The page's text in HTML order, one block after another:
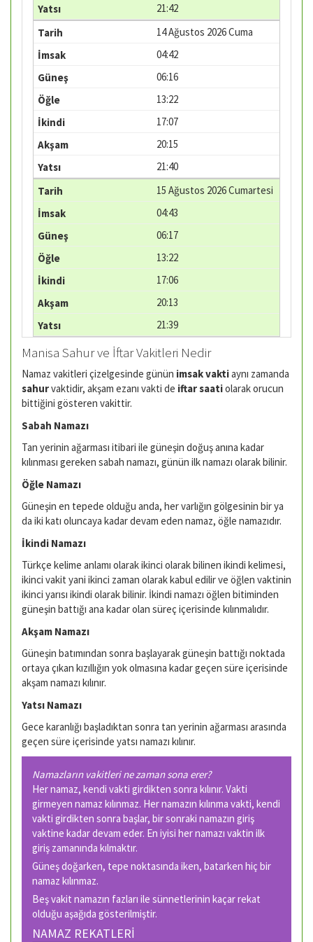
21:42
14 Ağustos 2026 Cuma
04:42
06:16
13:22
17:07
20:15
21:40
15 Ağustos 2026 Cumartesi
04:43
06:17
13:22
17:06
20:13
21:39
Manisa Sahur ve İftar Vakitleri Nedir
Namaz vakitleri çizelgesinde günün imsak vaktiaynı zamanda
sahurvaktidir, akşam ezanı vakti de iftar saatiolarak orucun
bittiğini gösteren vakittir.
Sabah Namazı
Tan yerinin ağarması itibari ile güneşin doğuş anına kadar
kılınması gereken sabah namazı, günün ilk namazı olarak bilinir.
Öğle Namazı
Güneşin en tepede olduğu anda, her varlığın gölgesinin bir ya
da iki katı oluncaya kadar devam eden namaz, öğle namazıdır.
İkindi Namazı
Türkçe kelime anlamı olarak ikinci olarak bilinen ikindi kelimesi,
ikinci vakit yani ikinci zaman olarak kabul edilir ve öğlen vaktinin
ikinci yarısı ikindi olarak bilinir. İkindi namazı öğlen bitiminden
güneşin battığı ana kadar olan süreç içerisinde kılınmalıdır.
Akşam Namazı
Güneşin batımından sonra başlayarak güneşin battığı noktada
ortaya çıkan kızıllığın yok olmasına kadar geçen süre içerisinde
akşam namazı kılınır.
Yatsı Namazı
Gece karanlığı başladıktan sonra tan yerinin ağarması arasında
geçen süre içerisinde yatsı namazı kılınır.
Namazların vakitleri ne zaman sona erer?
Her namaz, kendi vakti girdikten sonra kılınır. Vakti
girmeyen namaz kılınmaz. Her namazın kılınma vakti, kendi
vakti girdikten sonra başlar, bir sonraki namazın giriş
vaktine kadar devam eder. En iyisi her namazı vaktin ilk
giriş zamanında kılmaktır.
Güneş doğarken, tepe noktasında iken, batarken hiç bir
namaz kılınmaz.
Beş vakit namazın fazları ile sünnetlerinin kaçar rekat
olduğu aşağıda gösterilmiştir.
NAMAZ REKATLERİ